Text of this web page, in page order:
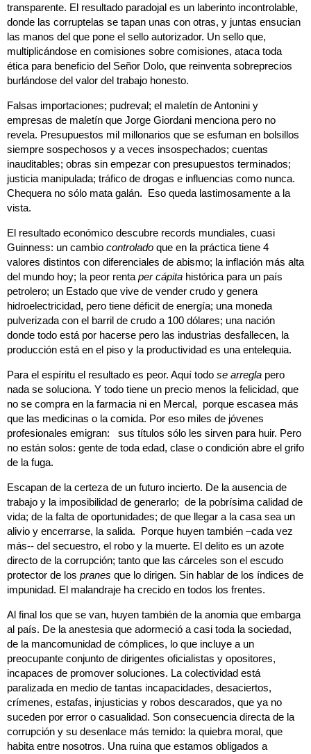
transparente. El resultado paradojal es un laberinto incontrolable,
donde las corruptelas se tapan unas con otras, y juntas ensucian
las manos del que pone el sello autorizador. Un sello que,
multiplicándose en comisiones sobre comisiones, ataca toda
ética para beneficio del Señor Dolo, que reinventa sobreprecios
burlándose del valor del trabajo honesto.
Falsas importaciones; pudreval; el maletín de Antonini y
empresas de maletín que Jorge Giordani menciona pero no
revela. Presupuestos mil millonarios que se esfuman en bolsillos
siempre sospechosos y a veces insospechados; cuentas
inauditables; obras sin empezar con presupuestos terminados;
justicia manipulada; tráfico de drogas e influencias como nunca.
Chequera no sólo mata galán. Eso queda lastimosamente a la
vista.
El resultado económico descubre records mundiales, cuasi
Guinness: un cambio controlado que en la práctica tiene 4
valores distintos con diferenciales de abismo; la inflación más alta
del mundo hoy; la peor renta per cápita histórica para un país
petrolero; un Estado que vive de vender crudo y genera
hidroelectricidad, pero tiene déficit de energía; una moneda
pulverizada con el barril de crudo a 100 dólares; una nación
donde todo está por hacerse pero las industrias desfallecen, la
producción está en el piso y la productividad es una entelequia.
Para el espíritu el resultado es peor. Aquí todo se arregla pero
nada se soluciona. Y todo tiene un precio menos la felicidad, que
no se compra en la farmacia ni en Mercal, porque escasea más
que las medicinas o la comida. Por eso miles de jóvenes
profesionales emigran: sus títulos sólo les sirven para huir. Pero
no están solos: gente de toda edad, clase o condición abre el grifo
de la fuga.
Escapan de la certeza de un futuro incierto. De la ausencia de
trabajo y la imposibilidad de generarlo; de la pobrísima calidad de
vida; de la falta de oportunidades; de que llegar a la casa sea un
alivio y encerrarse, la salida. Porque huyen también –cada vez
más-- del secuestro, el robo y la muerte. El delito es un azote
directo de la corrupción; tanto que las cárceles son el escudo
protector de los pranes que lo dirigen. Sin hablar de los índices de
impunidad. El malandraje ha crecido en todos los frentes.
Al final los que se van, huyen también de la anomia que embarga
al país. De la anestesia que adormeció a casi toda la sociedad,
de la mancomunidad de cómplices, lo que incluye a un
preocupante conjunto de dirigentes oficialistas y opositores,
incapaces de promover soluciones. La colectividad está
paralizada en medio de tantas incapacidades, desaciertos,
crímenes, estafas, injusticias y robos descarados, que ya no
suceden por error o casualidad. Son consecuencia directa de la
corrupción y su desenlace más temido: la quiebra moral, que
habita entre nosotros. Una ruina que estamos obligados a